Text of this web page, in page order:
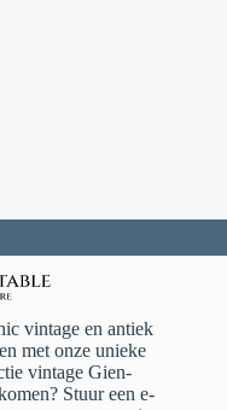
vintage en antiek
met onze unieke
vintage Gien-
Stuur een e-